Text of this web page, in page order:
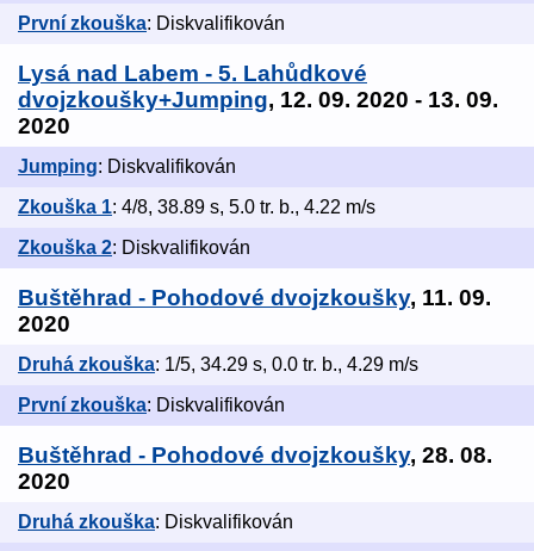
První zkouška: Diskvalifikován
Lysá nad Labem - 5. Lahůdkové
dvojzkoušky+Jumping, 12. 09. 2020 - 13. 09.
2020
Jumping: Diskvalifikován
Zkouška 1: 4/8, 38.89 s, 5.0 tr. b., 4.22 m/s
Zkouška 2: Diskvalifikován
Buštěhrad - Pohodové dvojzkoušky, 11. 09.
2020
Druhá zkouška: 1/5, 34.29 s, 0.0 tr. b., 4.29 m/s
První zkouška: Diskvalifikován
Buštěhrad - Pohodové dvojzkoušky, 28. 08.
2020
Druhá zkouška: Diskvalifikován